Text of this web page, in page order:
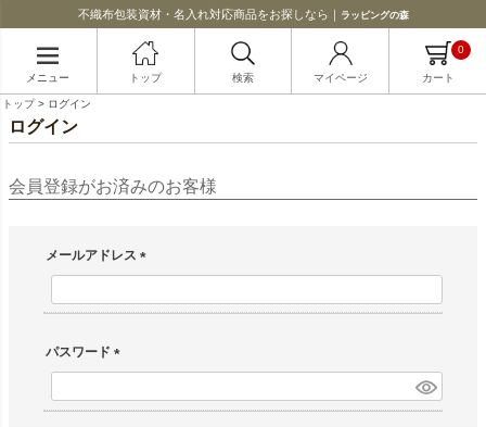
不織布包装資材・名入れ対応商品をお探しなら｜ ラッピングの森
メニュー トップ 検索 マイページ カート
0
トップ ログイン
ログイン
会員登録がお済みのお客様
メールアドレス
(必須)
パスワード
(必須)